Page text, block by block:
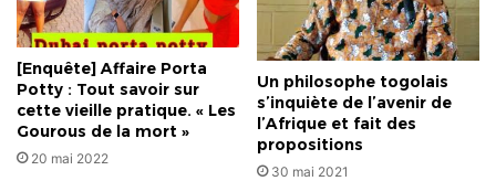
[Enquête] Affaire Porta
Potty : Tout savoir sur
cette vieille pratique. « Les
Gourous de la mort »
20 mai 2022
Un philosophe togolais
s’inquiète de l’avenir de
l’Afrique et fait des
propositions
30 mai 2021